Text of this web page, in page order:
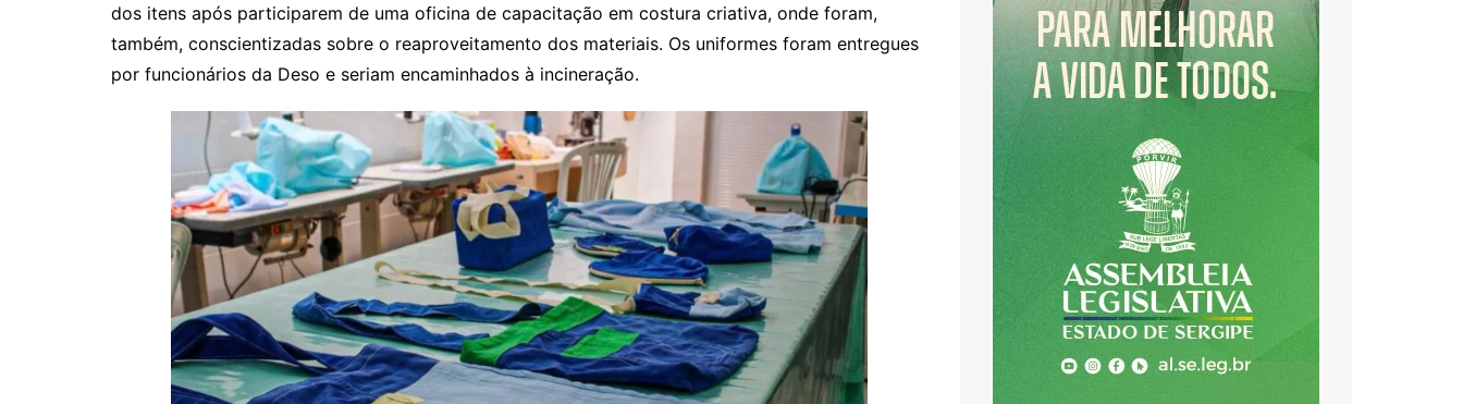
dos itens após participarem de uma oficina de capacitação em costura criativa, onde foram,
também, conscientizadas sobre o reaproveitamento dos materiais. Os uniformes foram entregues
por funcionários da Deso e seriam encaminhados à incineração.